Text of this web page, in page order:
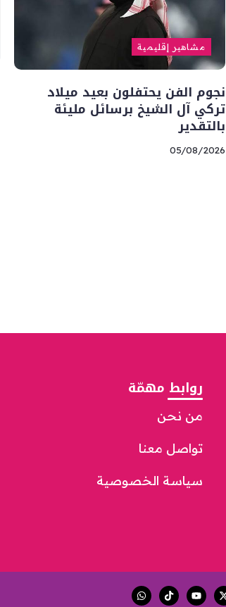
مشاهير إقليمية
نجوم الفن يحتفلون بعيد ميلاد
تركي آل الشيخ برسائل مليئة
بالتقدير
05/08/2026
روابط مهمّة
من نحن
تواصل معنا
سياسة الخصوصية